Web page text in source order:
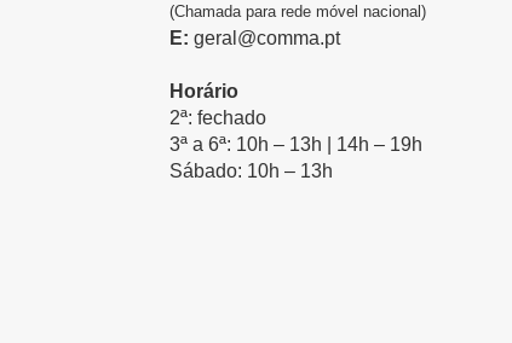
(Chamada para rede móvel nacional)
E: geral@comma.pt
Horário
2ª: fechado
3ª a 6ª: 10h – 13h | 14h – 19h
Sábado: 10h – 13h